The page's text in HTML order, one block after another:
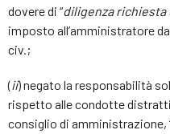
dovere di “diligenza richiesta
imposto all’amministratore
civ.;
(ii) negato la responsabilità
rispetto alle condotte
consiglio di amministrazione,